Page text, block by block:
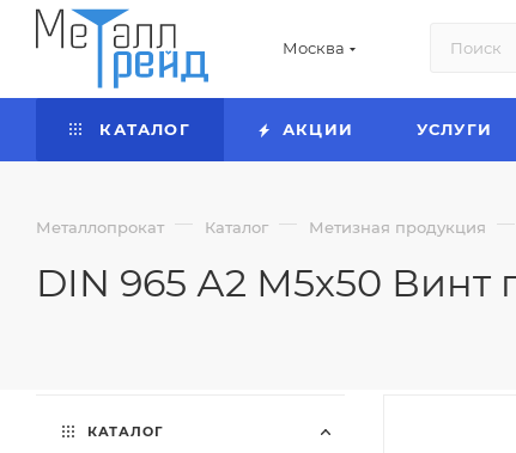
Москва
КАТАЛОГ АКЦИИ УСЛУГИ
Металлопрокат — Каталог — Метизная продукция —
DIN 965 А2 М5х50 Винт
КАТАЛОГ